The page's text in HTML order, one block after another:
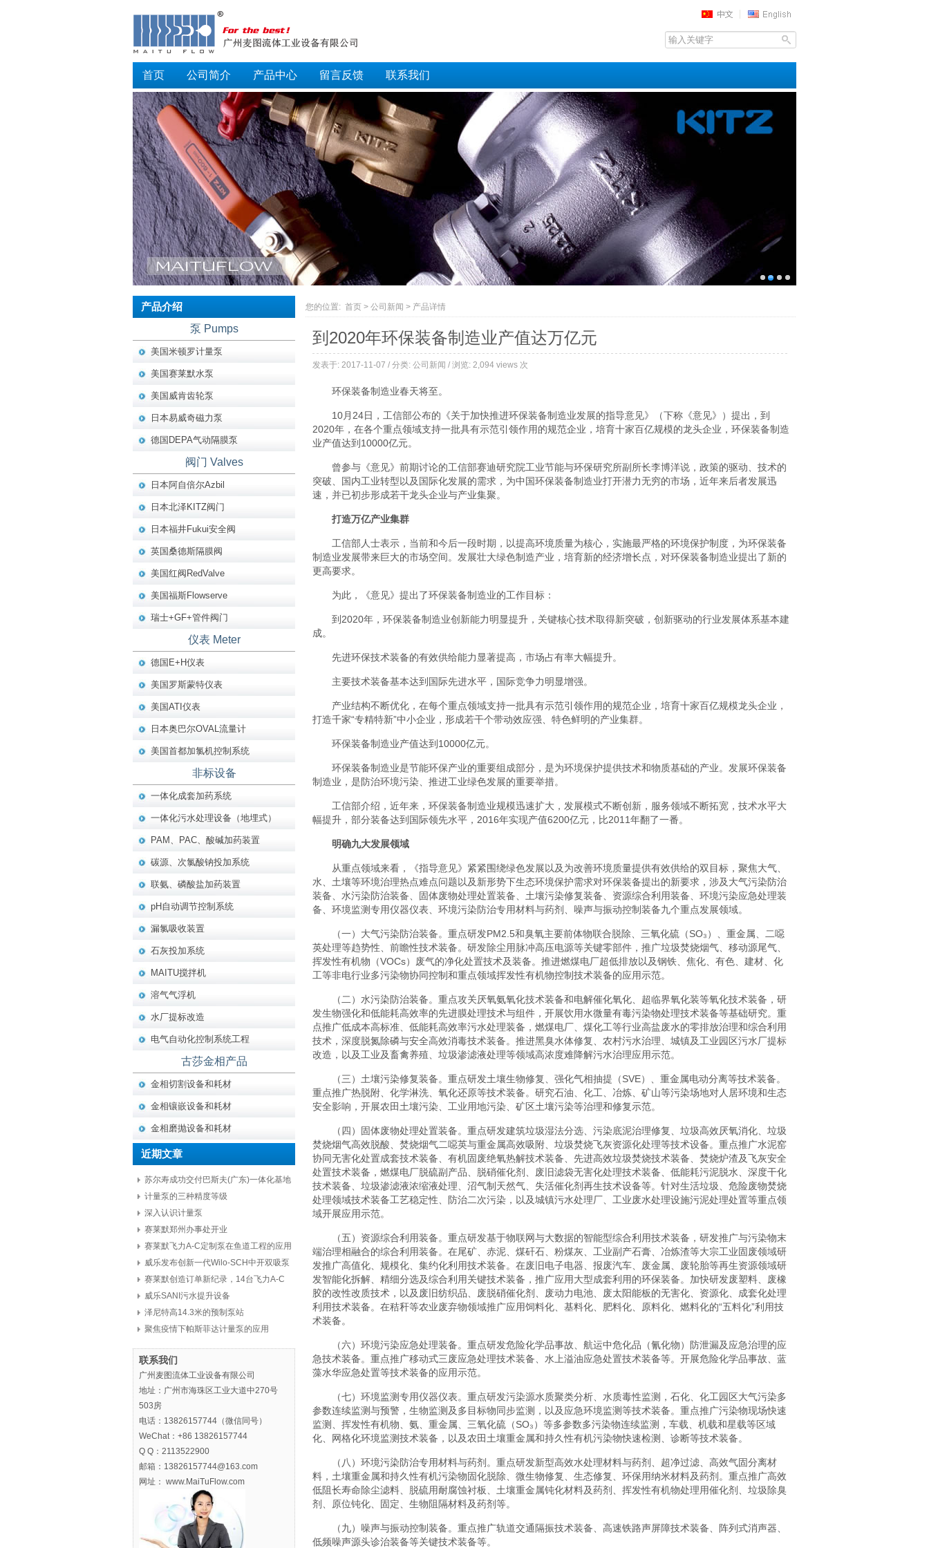
首页 公司简介 产品中心 留言反馈 联系我们
您的位置: 首页 > 公司新闻 > 产品详情
到2020年环保装备制造业产值达万亿元
发表于: 2017-11-07 / 分类: 公司新闻 / 浏览: 2,094 views 次
环保装备制造业春天将至。
10月24日，工信部公布的《关于加快推进环保装备制造业发展的指导意见》（下称《意见》）提出，到
2020年，在各个重点领域支持一批具有示范引领作用的规范企业，培育十家百亿规模的龙头企业，环保装备制造
业产值达到10000亿元。
曾参与《意见》前期讨论的工信部赛迪研究院工业节能与环保研究所副所长李博洋说，政策的驱动、技术的
突破、国内工业转型以及国际化发展的需求，为中国环保装备制造业打开潜力无穷的市场，近年来后者发展迅
速，并已初步形成若干龙头企业与产业集聚。
打造万亿产业集群
工信部人士表示，当前和今后一段时期，以提高环境质量为核心，实施最严格的环境保护制度，为环保装备
制造业发展带来巨大的市场空间。发展壮大绿色制造产业，培育新的经济增长点，对环保装备制造业提出了新的
更高要求。
为此，《意见》提出了环保装备制造业的工作目标：
到2020年，环保装备制造业创新能力明显提升，关键核心技术取得新突破，创新驱动的行业发展体系基本建
成。
先进环保技术装备的有效供给能力显著提高，市场占有率大幅提升。
主要技术装备基本达到国际先进水平，国际竞争力明显增强。
产业结构不断优化，在每个重点领域支持一批具有示范引领作用的规范企业，培育十家百亿规模龙头企业，
打造千家“专精特新”中小企业，形成若干个带动效应强、特色鲜明的产业集群。
环保装备制造业产值达到10000亿元。
环保装备制造业是节能环保产业的重要组成部分，是为环境保护提供技术和物质基础的产业。发展环保装备
制造业，是防治环境污染、推进工业绿色发展的重要举措。
工信部介绍，近年来，环保装备制造业规模迅速扩大，发展模式不断创新，服务领域不断拓宽，技术水平大
幅提升，部分装备达到国际领先水平，2016年实现产值6200亿元，比2011年翻了一番。
明确九大发展领域
从重点领域来看，《指导意见》紧紧围绕绿色发展以及为改善环境质量提供有效供给的双目标，聚焦大气、
水、土壤等环境治理热点难点问题以及新形势下生态环境保护需求对环保装备提出的新要求，涉及大气污染防治
装备、水污染防治装备、固体废物处理处置装备、土壤污染修复装备、资源综合利用装备、环境污染应急处理装
备、环境监测专用仪器仪表、环境污染防治专用材料与药剂、噪声与振动控制装备九个重点发展领域。
（一）大气污染防治装备。重点研发PM2.5和臭氧主要前体物联合脱除、三氧化硫（SO₃）、重金属、二噁
英处理等趋势性、前瞻性技术装备。研发除尘用脉冲高压电源等关键零部件，推广垃圾焚烧烟气、移动源尾气、
挥发性有机物（VOCs）废气的净化处置技术及装备。推进燃煤电厂超低排放以及钢铁、焦化、有色、建材、化
工等非电行业多污染物协同控制和重点领域挥发性有机物控制技术装备的应用示范。
（二）水污染防治装备。重点攻关厌氧氨氧化技术装备和电解催化氧化、超临界氧化装等氧化技术装备，研
发生物强化和低能耗高效率的先进膜处理技术与组件，开展饮用水微量有毒污染物处理技术装备等基础研究。重
点推广低成本高标准、低能耗高效率污水处理装备，燃煤电厂、煤化工等行业高盐废水的零排放治理和综合利用
技术，深度脱氮除磷与安全高效消毒技术装备。推进黑臭水体修复、农村污水治理、城镇及工业园区污水厂提标
改造，以及工业及畜禽养殖、垃圾渗滤液处理等领域高浓度难降解污水治理应用示范。
（三）土壤污染修复装备。重点研发土壤生物修复、强化气相抽提（SVE）、重金属电动分离等技术装备。
重点推广热脱附、化学淋洗、氧化还原等技术装备。研究石油、化工、冶炼、矿山等污染场地对人居环境和生态
安全影响，开展农田土壤污染、工业用地污染、矿区土壤污染等治理和修复示范。
（四）固体废物处理处置装备。重点研发建筑垃圾湿法分选、污染底泥治理修复、垃圾高效厌氧消化、垃圾
焚烧烟气高效脱酸、焚烧烟气二噁英与重金属高效吸附、垃圾焚烧飞灰资源化处理等技术设备。重点推广水泥窑
协同无害化处置成套技术装备、有机固废绝氧热解技术装备、先进高效垃圾焚烧技术装备、焚烧炉渣及飞灰安全
处置技术装备，燃煤电厂脱硫副产品、脱硝催化剂、废旧滤袋无害化处理技术装备、低能耗污泥脱水、深度干化
技术装备、垃圾渗滤液浓缩液处理、沼气制天然气、失活催化剂再生技术设备等。针对生活垃圾、危险废物焚烧
处理领域技术装备工艺稳定性、防治二次污染，以及城镇污水处理厂、工业废水处理设施污泥处理处置等重点领
域开展应用示范。
（五）资源综合利用装备。重点研发基于物联网与大数据的智能型综合利用技术装备，研发推广与污染物末
端治理相融合的综合利用装备。在尾矿、赤泥、煤矸石、粉煤灰、工业副产石膏、冶炼渣等大宗工业固废领域研
发推广高值化、规模化、集约化利用技术装备。在废旧电子电器、报废汽车、废金属、废轮胎等再生资源领域研
发智能化拆解、精细分选及综合利用关键技术装备，推广应用大型成套利用的环保装备。加快研发废塑料、废橡
胶的改性改质技术，以及废旧纺织品、废脱硝催化剂、废动力电池、废太阳能板的无害化、资源化、成套化处理
利用技术装备。在秸秆等农业废弃物领域推广应用饲料化、基料化、肥料化、原料化、燃料化的“五料化”利用技
术装备。
（六）环境污染应急处理装备。重点研发危险化学品事故、航运中危化品（氰化物）防泄漏及应急治理的应
急技术装备。重点推广移动式三废应急处理技术装备、水上溢油应急处置技术装备等。开展危险化学品事故、蓝
藻水华应急处置等技术装备的应用示范。
（七）环境监测专用仪器仪表。重点研发污染源水质聚类分析、水质毒性监测，石化、化工园区大气污染多
参数连续监测与预警，生物监测及多目标物同步监测，以及应急环境监测等技术装备。重点推广污染物现场快速
监测、挥发性有机物、氨、重金属、三氧化硫（SO₃）等多参数多污染物连续监测，车载、机载和星载等区域
化、网格化环境监测技术装备，以及农田土壤重金属和持久性有机污染物快速检测、诊断等技术装备。
（八）环境污染防治专用材料与药剂。重点研发新型高效水处理材料与药剂、超净过滤、高效气固分离材
料，土壤重金属和持久性有机污染物固化脱除、微生物修复、生态修复、环保用纳米材料及药剂。重点推广高效
低阻长寿命除尘滤料、脱硫用耐腐蚀衬板、土壤重金属钝化材料及药剂、挥发性有机物处理用催化剂、垃圾除臭
剂、原位钝化、固定、生物阻隔材料及药剂等。
（九）噪声与振动控制装备。重点推广轨道交通隔振技术装备、高速铁路声屏障技术装备、阵列式消声器、
低频噪声源头诊治装备等关键技术装备等。
产品介绍
泵 Pumps
美国米顿罗计量泵
美国赛莱默水泵
美国威肯齿轮泵
日本易威奇磁力泵
德国DEPA气动隔膜泵
阀门 Valves
日本阿自倍尔Azbil
日本北泽KITZ阀门
日本福井Fukui安全阀
英国桑德斯隔膜阀
美国红阀RedValve
美国福斯Flowserve
瑞士+GF+管件阀门
仪表 Meter
德国E+H仪表
美国罗斯蒙特仪表
美国ATI仪表
日本奥巴尔OVAL流量计
美国首都加氯机控制系统
非标设备
一体化成套加药系统
一体化污水处理设备（地埋式）
PAM、PAC、酸碱加药装置
碳源、次氯酸钠投加系统
联氨、磷酸盐加药装置
pH自动调节控制系统
漏氯吸收装置
石灰投加系统
MAITU搅拌机
溶气气浮机
水厂提标改造
电气自动化控制系统工程
古莎金相产品
金相切割设备和耗材
金相镶嵌设备和耗材
金相磨抛设备和耗材
近期文章
苏尔寿成功交付巴斯夫(广东)一体化基地
项目核心设备
计量泵的三种精度等级
深入认识计量泵
赛莱默郑州办事处开业
赛莱默飞力A-C定制泵在鱼道工程的应用
威乐发布创新一代Wilo-SCH中开双吸泵
赛莱默创造订单新纪录，14台飞力A-C
定制泵，8亿元
威乐SANI污水提升设备
泽尼特高14.3米的预制泵站
聚焦疫情下帕斯菲达计量泵的应用
联系我们
广州麦图流体工业设备有限公司
地址：广州市海珠区工业大道中270号
503房
电话：13826157744（微信同号）
WeChat：+86 13826157744
Q Q：2113522900
邮箱：13826157744@163.com
网址： www.MaiTuFlow.com